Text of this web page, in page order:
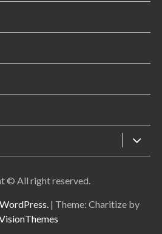
© All right reserved.
| Theme: Charitize by